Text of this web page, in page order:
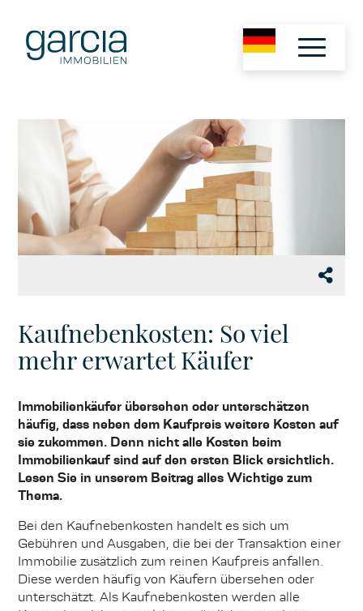
Kaufnebenkosten: So viel
mehr erwartet Käufer
Immobilienkäufer übersehen oder unterschätzen
häufig, dass neben dem Kaufpreis weitere Kosten auf
sie zukommen. Denn nicht alle Kosten beim
Immobilienkauf sind auf den ersten Blick ersichtlich.
Lesen Sie in unserem Beitrag alles Wichtige zum
Thema.
Bei den Kaufnebenkosten handelt es sich um
Gebühren und Ausgaben, die bei der Transaktion einer
Immobilie zusätzlich zum reinen Kaufpreis anfallen.
Diese werden häufig von Käufern übersehen oder
unterschätzt. Als Kaufnebenkosten werden alle